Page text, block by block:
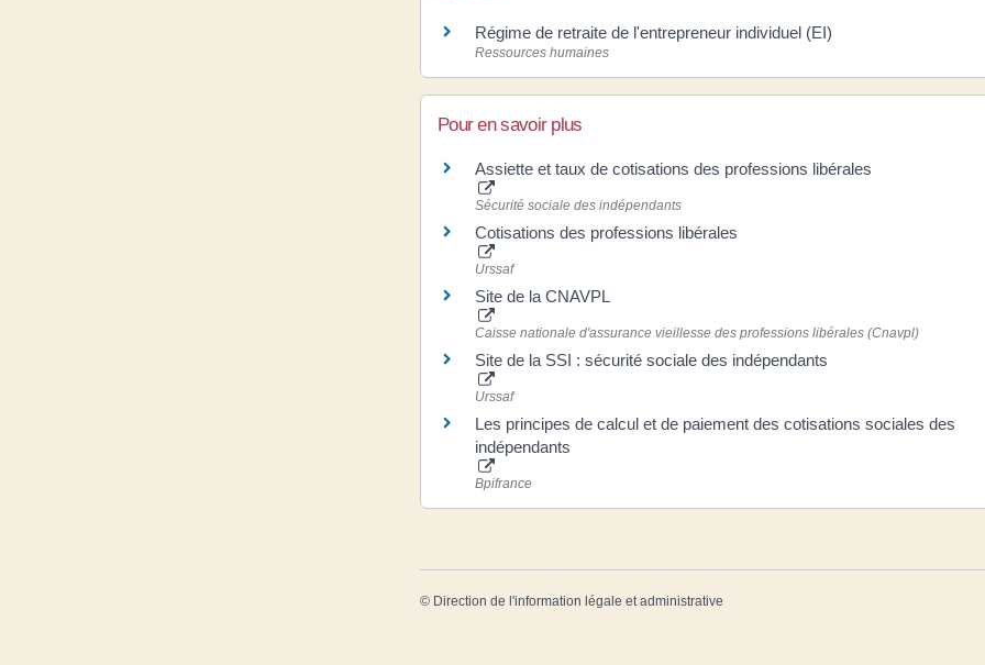
Régime de retraite de l'entrepreneur individuel (EI)
Ressources humaines
Pour en savoir plus
Assiette et taux de cotisations des professions libérales
Sécurité sociale des indépendants
Cotisations des professions libérales
Urssaf
Site de la CNAVPL
Caisse nationale d'assurance vieillesse des professions libérales (Cnavpl)
Site de la SSI : sécurité sociale des indépendants
Urssaf
Les principes de calcul et de paiement des cotisations sociales des
indépendants
Bpifrance
© Direction de l'information légale et administrative